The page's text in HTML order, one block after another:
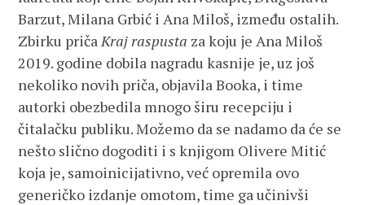
Barzut, Milana Grbić i Ana Miloš, između ostalih.
Zbirku pričaKraj raspusta za koju je Ana Miloš
2019. godine dobila nagradu kasnije je, uz još
nekoliko novih priča, objavila Booka, i time
autorki obezbedila mnogo širu recepciju i
čitalačku publiku. Možemo da se nadamo da će se
nešto slično dogoditi i s knjigom Olivere Mitić
koja je, samoinicijativno, već opremila ovo
generičko izdanje omotom, time ga učinivši